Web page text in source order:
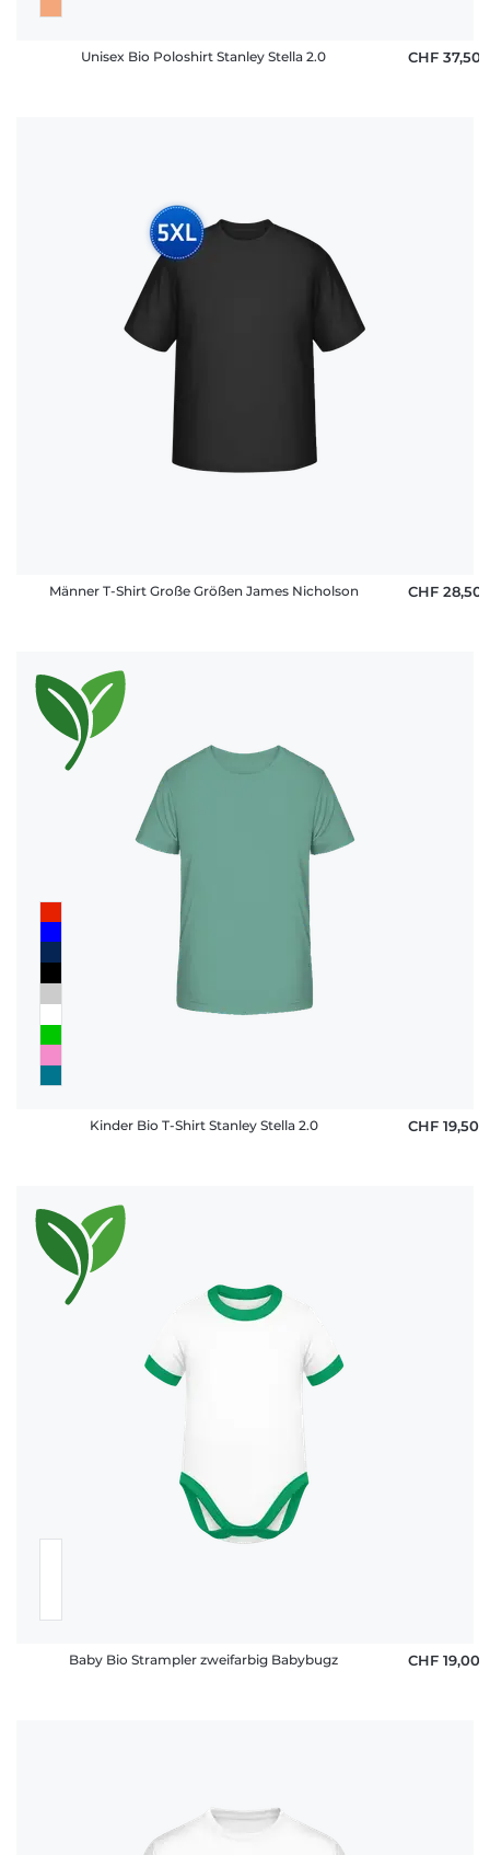
Unisex Bio Poloshirt Stanley Stella 2.0 CHF 37,50
Männer T-Shirt Große Größen James Nicholson CHF 28,50
Kinder Bio T-Shirt Stanley Stella 2.0 CHF 19,50
Baby Bio Strampler zweifarbig Babybugz CHF 19,00